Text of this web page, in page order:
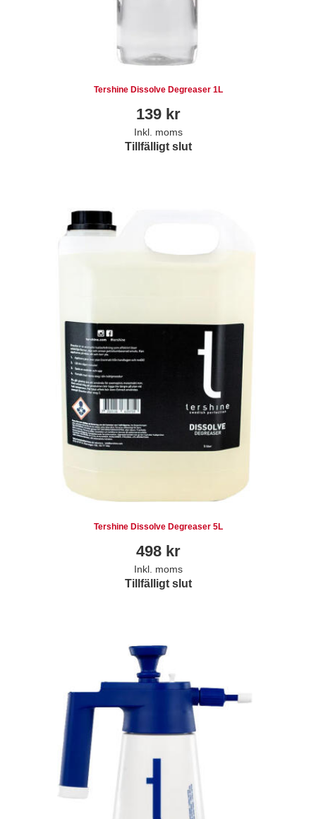
Tershine Dissolve Degreaser 1L
139kr
Inkl. moms
Tillfälligt slut
Tershine Dissolve Degreaser 5L
498kr
Inkl. moms
Tillfälligt slut